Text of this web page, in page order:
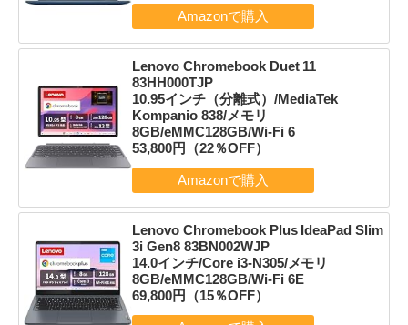
Lenovo Chromebook Duet 11
83HH000TJP
10.95インチ（分離式）/MediaTek
Kompanio 838/メモリ
8GB/eMMC128GB/Wi-Fi 6
53,800円（22％OFF）
Lenovo Chromebook Plus IdeaPad Slim
3i Gen8 83BN002WJP
14.0インチ/Core i3-N305/メモリ
8GB/eMMC128GB/Wi-Fi 6E
69,800円（15％OFF）